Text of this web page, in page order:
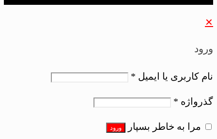
✕
ورود
نام کاربری یا ایمیل *
گذرواژه *
مرا به خاطر بسپار ورود